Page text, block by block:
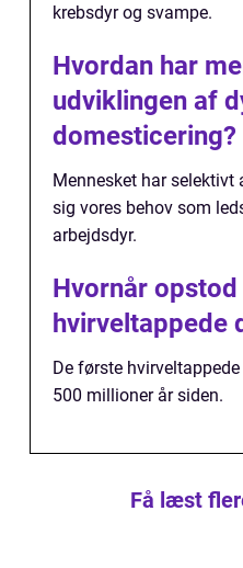
krebsdyr og svampe.
Hvordan har
udviklingen af
domesticering?
Mennesket har
sig vores behov som
arbejdsdyr.
Hvornår
hvirveltappede
De første
500 millioner år siden.
Få læst